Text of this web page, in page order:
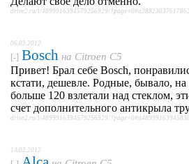
drive2.ru/l/4899916394579256929/
06.03.2012
[-] Bosch на Citroen C5
Привет! Брал себе Bosch,
кстати, дешевле. Родные, бывало, на
больше 120 взлетали над стеклом,
счет дополнительного антикрыла
drive2.ru/l/4899916394579256929/
14.02.2012